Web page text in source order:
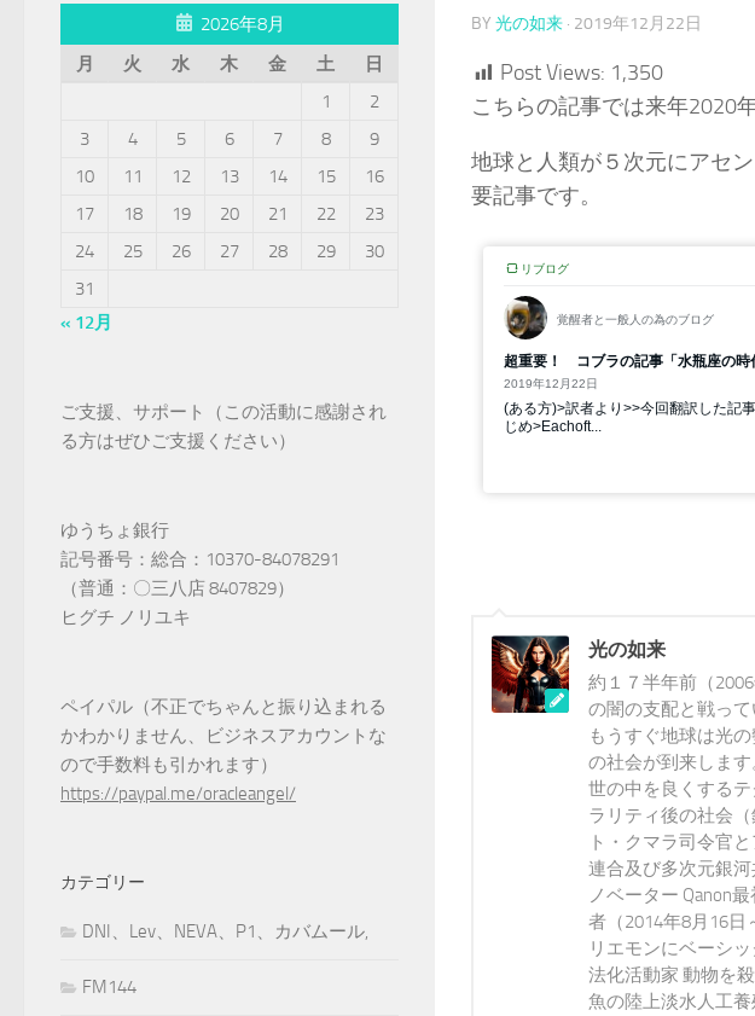
BY 光の如来 · 2019年12月22日
Post Views: 1,350
こちらの記事では来年2020
地球と人類が５次元にアセ
要記事です。
光の如来
約１７半年前（
の闇の支配と戦っ
もうすぐ地球は光
の社会が到来しま
世の中を良くする
ラリティ後の社会
ト・クマラ司令官
連合及び多次元銀
ノベーター Qanon
者（2014年8月16日
リエモンにベーシ
法化活動家 動物を
魚の陸上淡水人工
2026年8月
月
火 水 木 金 土
日
1
2
3
4 5 6 7 8
9
10
11 12 13 14 15
16
17
18 19 20 21 22
23
24
25 26 27 28 29
30
31
« 12月
ご支援、サポート（この活動に感謝され
る方はぜひご支援ください）
ゆうちょ銀行
記号番号：総合：10370-84078291
（普通：〇三八店 8407829）
ヒグチ ノリユキ
ペイパル（不正でちゃんと振り込まれる
かわかりません、ビジネスアカウントな
ので手数料も引かれます）
https://paypal.me/oracleangel/
カテゴリー
DNI、Lev、NEVA、P1、カバムール,
FM144